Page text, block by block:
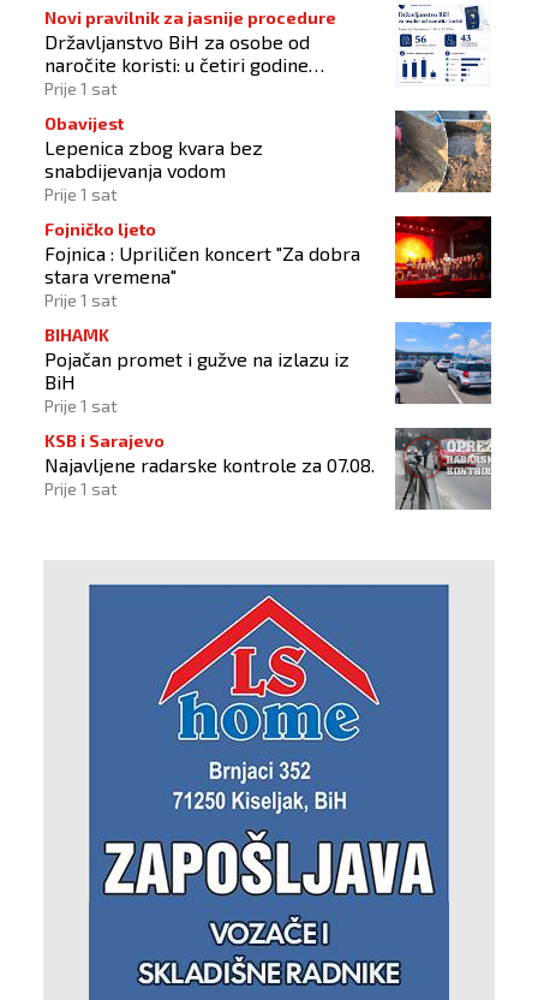
Novi pravilnik za jasnije procedure
Državljanstvo BiH za osobe od
naročite koristi: u četiri godine
odobrena 43 zahtjeva
Prije 1 sat
Obavijest
Lepenica zbog kvara bez
snabdijevanja vodom
Prije 1 sat
Fojničko ljeto
Fojnica : Upriličen koncert "Za dobra
stara vremena"
Prije 1 sat
BIHAMK
Pojačan promet i gužve na izlazu iz
BiH
Prije 1 sat
KSB i Sarajevo
Najavljene radarske kontrole za 07.08.
Prije 1 sat